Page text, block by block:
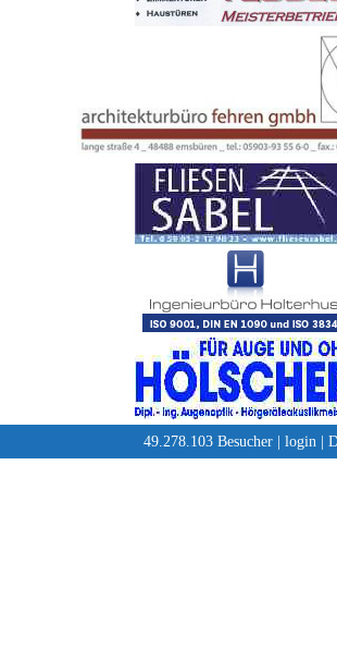
49.278.103 Besucher | login